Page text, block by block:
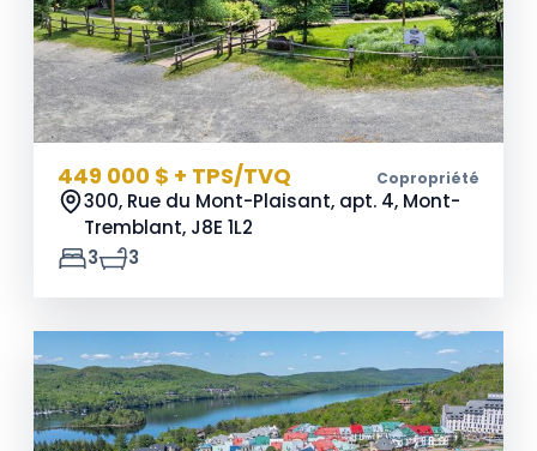
449 000 $ + TPS/TVQ Copropriété
300, Rue du Mont-Plaisant, apt. 4, Mont-
Tremblant, J8E 1L2
3
3